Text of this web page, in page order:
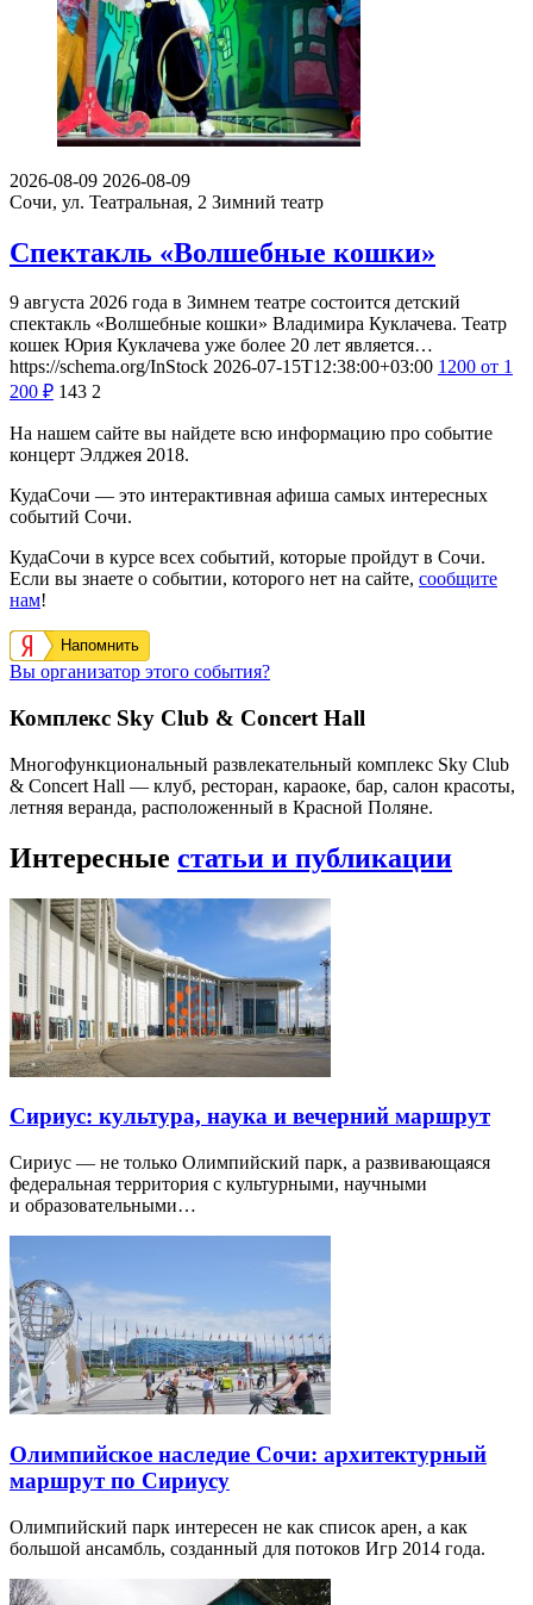
2026-08-09 2026-08-09
Сочи, ул. Театральная, 2 Зимний театр
Спектакль «Волшебные кошки»
9 августа 2026 года в Зимнем театре состоится детский
спектакль «Волшебные кошки» Владимира Куклачева. Театр
кошек Юрия Куклачева уже более 20 лет является…
https://schema.org/InStock 2026-07-15T12:38:00+03:00 1200 от 1
200 ₽ 143 2
На нашем сайте вы найдете всю информацию про событие
концерт Элджея 2018.
КудаСочи — это интерактивная афиша самых интересных
событий Сочи.
КудаСочи в курсе всех событий, которые пройдут в Сочи.
Если вы знаете о событии, которого нет на сайте, сообщите
нам!
Напомнить
Вы организатор этого события?
Комплекс Sky Club & Concert Hall
Многофункциональный развлекательный комплекс Sky Club
& Concert Hall — клуб, ресторан, караоке, бар, салон красоты,
летняя веранда, расположенный в Красной Поляне.
Интересные статьи и публикации
Сириус: культура, наука и вечерний маршрут
Сириус — не только Олимпийский парк, а развивающаяся
федеральная территория с культурными, научными
и образовательными…
Олимпийское наследие Сочи: архитектурный
маршрут по Сириусу
Олимпийский парк интересен не как список арен, а как
большой ансамбль, созданный для потоков Игр 2014 года.